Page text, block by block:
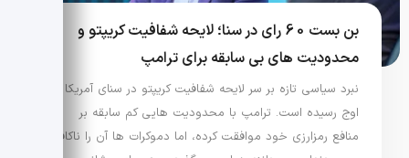
بن بست 60 رای در سنا؛ لایحه شفافیت کریپتو و
محدودیت های بی سابقه برای ترامپ
نبرد سیاسی تازه بر سر لایحه شفافیت کریپتو در سنای آمریکا به
اوج رسیده است. ترامپ با محدودیت هایی کم سابقه بر
منافع رمزارزی خود موافقت کرده، اما دموکرات ها آن را ناکافی